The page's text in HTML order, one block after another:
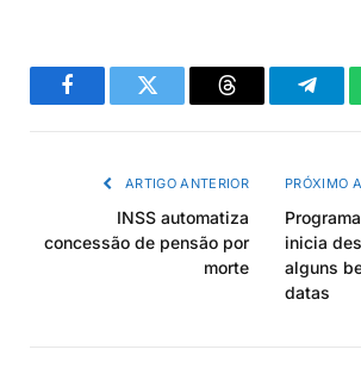
FacebookTwitter Threads
ARTIGO ANTERIOR
INSS automatiza
concessão de pensão por
morte
PRÓXIMO
inicia
alguns
datas